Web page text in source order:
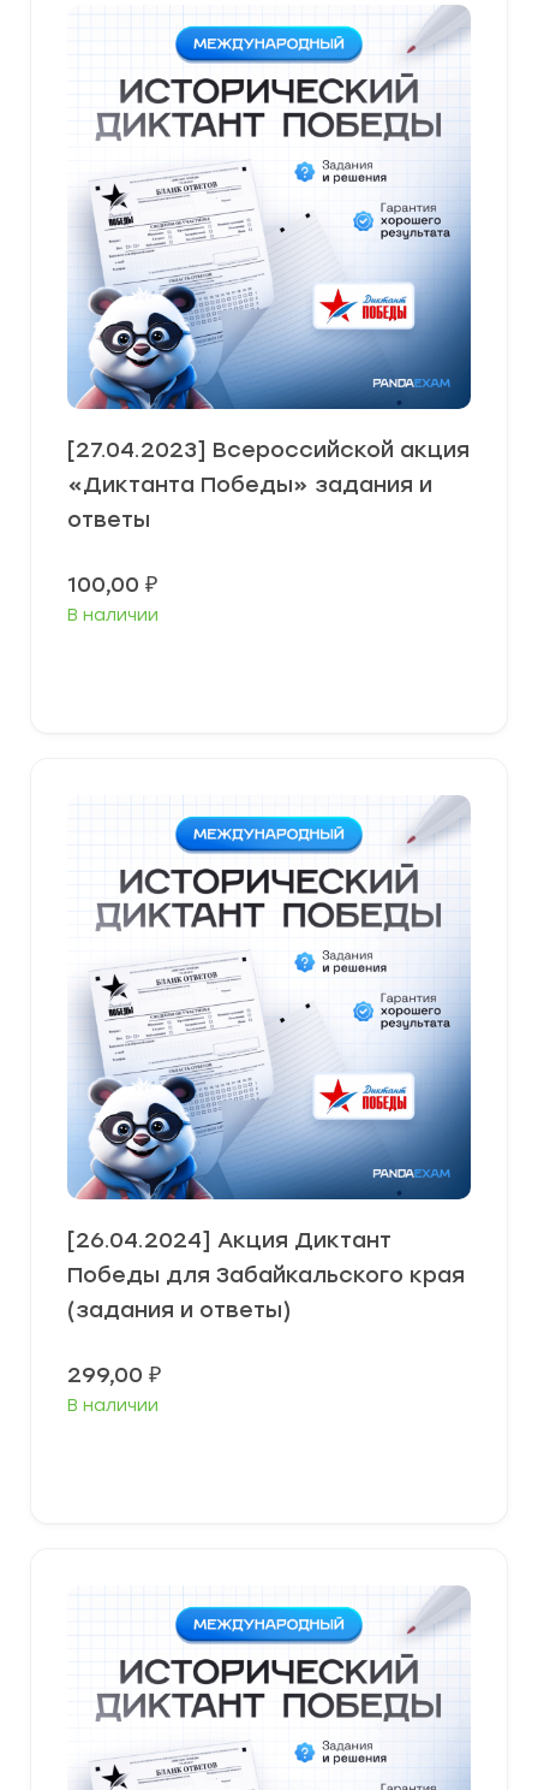
[27.04.2023] Всероссийской акция
«Диктанта Победы» задания и
ответы
100,00 ₽
В наличии
[26.04.2024] Акция Диктант
Победы для Забайкальского края
(задания и ответы)
299,00 ₽
В наличии